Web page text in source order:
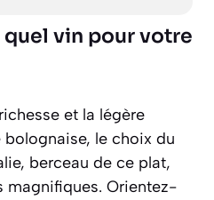
quel vin pour votre
et la légère
le choix du
berceau de ce plat,
magnifiques. Orientez-